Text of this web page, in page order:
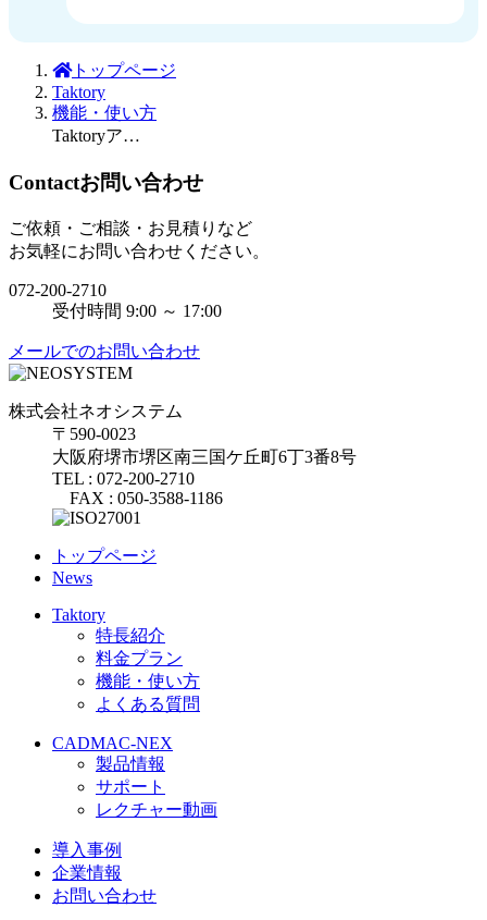
トップページ
Taktory
機能・使い方
TaktoryアップローダーVer2.0.9
Contactお問い合わせ
ご依頼・ご相談・お見積りなど
お気軽にお問い合わせください。
072-200-2710
受付時間 9:00 ～ 17:00
メールでのお問い合わせ
株式会社ネオシステム
〒590-0023
大阪府堺市堺区南三国ケ丘町6丁3番8号
TEL : 072-200-2710
FAX : 050-3588-1186
トップページ
News
Taktory
特長紹介
料金プラン
機能・使い方
よくある質問
CADMAC-NEX
製品情報
サポート
レクチャー動画
導入事例
企業情報
お問い合わせ